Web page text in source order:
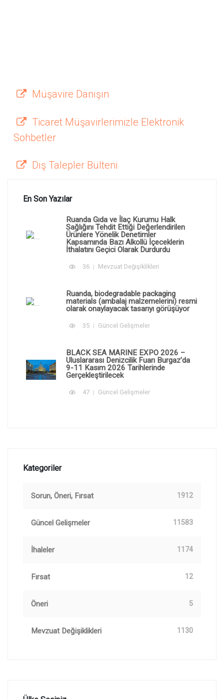
Müşavire Danışın
Ticaret Müşavirlerimizle Elektronik
Sohbetler
Dış Talepler Bülteni
En Son Yazılar
Ruanda Gıda ve İlaç Kurumu Halk
Sağlığını Tehdit Ettiği Değerlendirilen
Ürünlere Yönelik Denetimler
Kapsamında Bazı Alkollü İçeceklerin
İthalatını Geçici Olarak Durdurdu
36 Mevzuat Değişiklikleri
Ruanda, biodegradable packaging
materials (ambalaj malzemelerini) resmi
olarak onaylayacak tasarıyı görüşüyor
35 Güncel Gelişmeler
BLACK SEA MARINE EXPO 2026 –
Uluslararası Denizcilik Fuarı Burgaz'da
9-11 Kasım 2026 Tarihlerinde
Gerçekleştirilecek
47 Güncel Gelişmeler
Kategoriler
Sorun, Öneri, Fırsat 1912
Güncel Gelişmeler 11583
İhaleler 1174
Fırsat 12
Öneri 5
Mevzuat Değişiklikleri 1130